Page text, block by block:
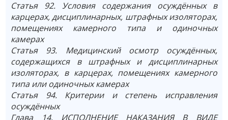
Статья 92. Условия содержания осуждённых в
карцерах, дисциплинарных, штрафных изоляторах,
помещениях камерного типа и одиночных
камерах
Статья 93. Медицинский осмотр осуждённых,
содержащихся в штрафных и дисциплинарных
изоляторах, в карцерах, помещениях камерного
типа или одиночных камерах
Статья 94. Критерии и степень исправления
осуждённых
Глава 14. ИСПОЛНЕНИЕ НАКАЗАНИЯ В ВИДЕ